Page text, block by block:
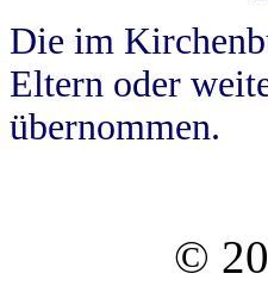
Die im
Eltern oder
übernommen.
©